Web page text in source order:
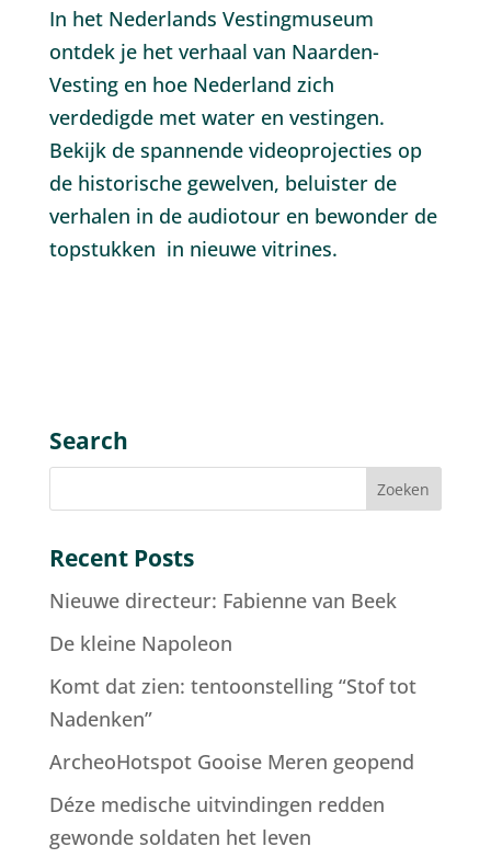
In het Nederlands Vestingmuseum
ontdek je het verhaal van Naarden-
Vesting en hoe Nederland zich
verdedigde met water en vestingen.
Bekijk de spannende videoprojecties op
de historische gewelven, beluister de
verhalen in de audiotour en bewonder de
topstukken in nieuwe vitrines.
Search
Recent Posts
Nieuwe directeur: Fabienne van Beek
De kleine Napoleon
Komt dat zien: tentoonstelling “Stof tot
Nadenken”
ArcheoHotspot Gooise Meren geopend
Déze medische uitvindingen redden
gewonde soldaten het leven